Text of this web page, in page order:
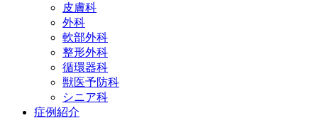
皮膚科
外科
軟部外科
整形外科
循環器科
獣医予防科
シニア科
症例紹介